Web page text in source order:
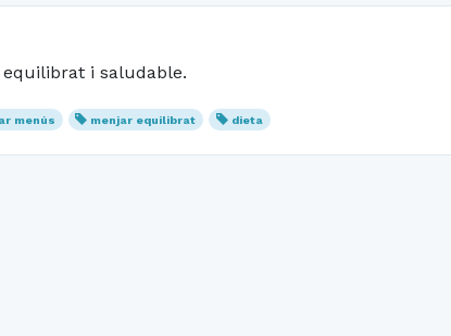
i saludable.
menús menjar equilibrat dieta